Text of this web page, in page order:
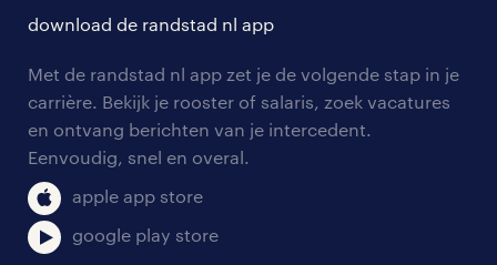
tarieven
personeel gezocht
aanmelden nieuwsbrief
solliciteren
blogs en artikelen
salarischecker
bruto-netto calculator
onze vestigingen
pers
klachten en misstanden
download de randstad nl app
Met de randstad nl app zet je de volgende stap in je
carrière. Bekijk je rooster of salaris, zoek vacatures
en ontvang berichten van je intercedent.
Eenvoudig, snel en overal.
apple app store
google play store